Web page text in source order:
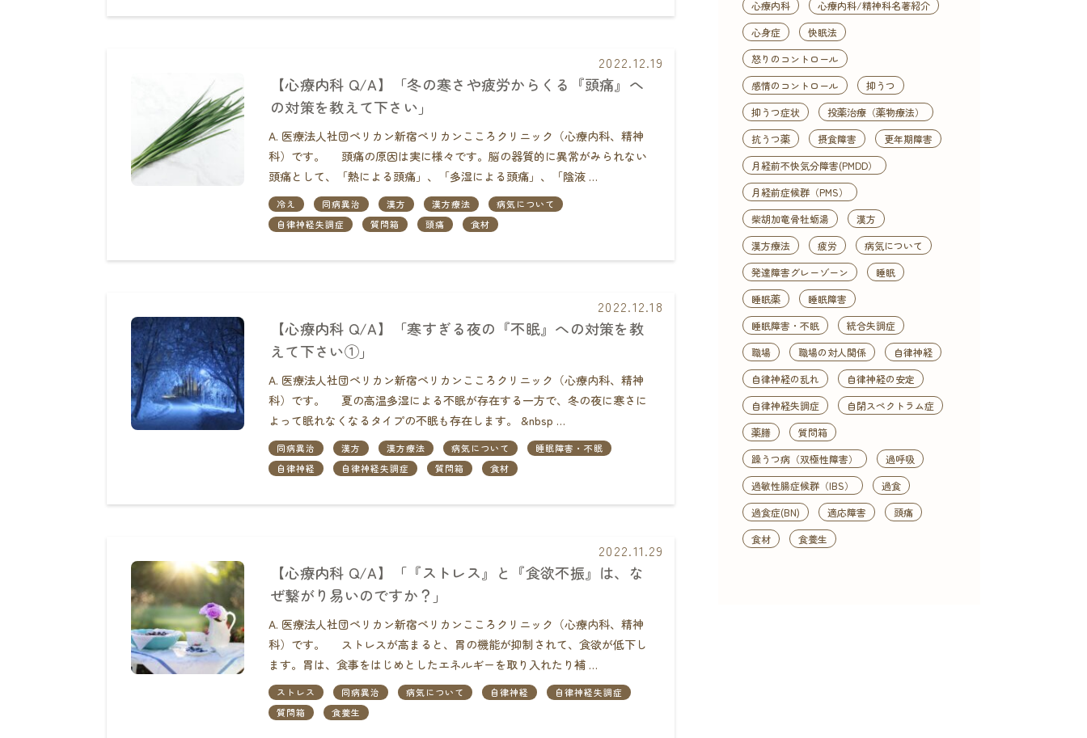
2022.12.19
【心療内科 Q/A】「冬の寒さや疲労からくる『頭痛』へ
の対策を教えて下さい」
A. 医療法人社団ペリカン新宿ペリカンこころクリニック（心療内科、精神
科）です。 頭痛の原因は実に様々です。脳の器質的に異常がみられない
頭痛として、「熱による頭痛」、「多湿による頭痛」、「陰液 …
冷え 同病異治 漢方 漢方療法
病気について
自律神経失調症
質問箱 頭痛 食材
2022.12.18
【心療内科 Q/A】「寒すぎる夜の『不眠』への対策を教
えて下さい①」
A. 医療法人社団ペリカン新宿ペリカンこころクリニック（心療内科、精神
科）です。 夏の高温多湿による不眠が存在する一方で、冬の夜に寒さに
よって眠れなくなるタイプの不眠も存在します。 &nbsp …
同病異治 漢方 漢方療法 病気について
睡眠障害・不眠
自律神経
自律神経失調症 質問箱 食材
2022.11.29
【心療内科 Q/A】「『ストレス』と『食欲不振』は、な
ぜ繋がり易いのですか？」
A. 医療法人社団ペリカン新宿ペリカンこころクリニック（心療内科、精神
科）です。 ストレスが高まると、胃の機能が抑制されて、食欲が低下し
ます。胃は、食事をはじめとしたエネルギーを取り入れたり補 …
ストレス 同病異治 病気について 自律神経
自律神経失調症
質問箱
食養生
心療内科
心療内科/精神科名著紹介
心身症
快眠法
怒りのコントロール
感情のコントロール
抑うつ
抑うつ症状
投薬治療（薬物療法）
抗うつ薬
摂食障害
更年期障害
月経前不快気分障害(PMDD）
月経前症候群（PMS）
柴胡加竜骨牡蛎湯
漢方
漢方療法
疲労
病気について
発達障害グレーゾーン
睡眠
睡眠薬
睡眠障害
睡眠障害・不眠
統合失調症
職場
職場の対人関係
自律神経
自律神経の乱れ
自律神経の安定
自律神経失調症
自閉スペクトラム症
薬膳
質問箱
躁うつ病（双極性障害）
過呼吸
過敏性腸症候群（IBS）
過食
過食症(BN)
適応障害
頭痛
食材
食養生